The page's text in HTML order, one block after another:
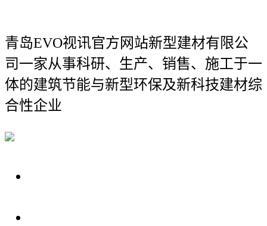
青岛EVO视讯官方网站新型建材有限公
司一家从事科研、生产、销售、施工于一
体的建筑节能与新型环保及新科技建材综
合性企业